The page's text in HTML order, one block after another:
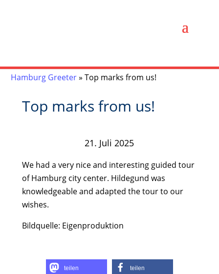
Hamburg Greeter»Top marks from us!
Top marks from us!
21. Juli 2025
We had a very nice and interesting guided tour
of Hamburg city center. Hildegund was
knowledgeable and adapted the tour to our
wishes.
Bildquelle: Eigenproduktion
teilen teilen